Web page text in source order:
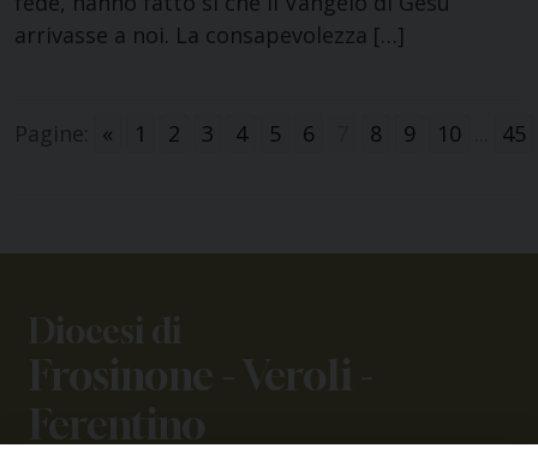
arrivasse a noi. La consapevolezza […]
Pagine: « 1 2 3 4 5 6 8 9 10 45
Diocesi di
Frosinone - Veroli -
Ferentino